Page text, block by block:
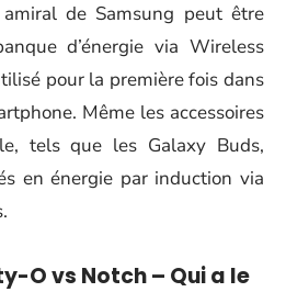
de Samsung peut être
d’énergie via Wireless
pour la première fois dans
Même les accessoires
telsque les Galaxy Buds,
en énergie par induction via
O vs Notch – Qui a le